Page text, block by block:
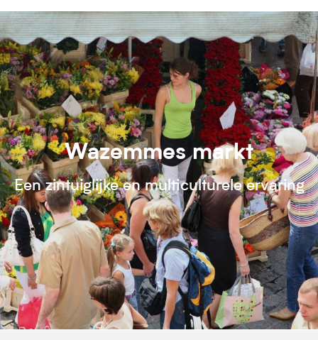
Wazemmes markt
Een zintuiglijke en multiculturele ervaring